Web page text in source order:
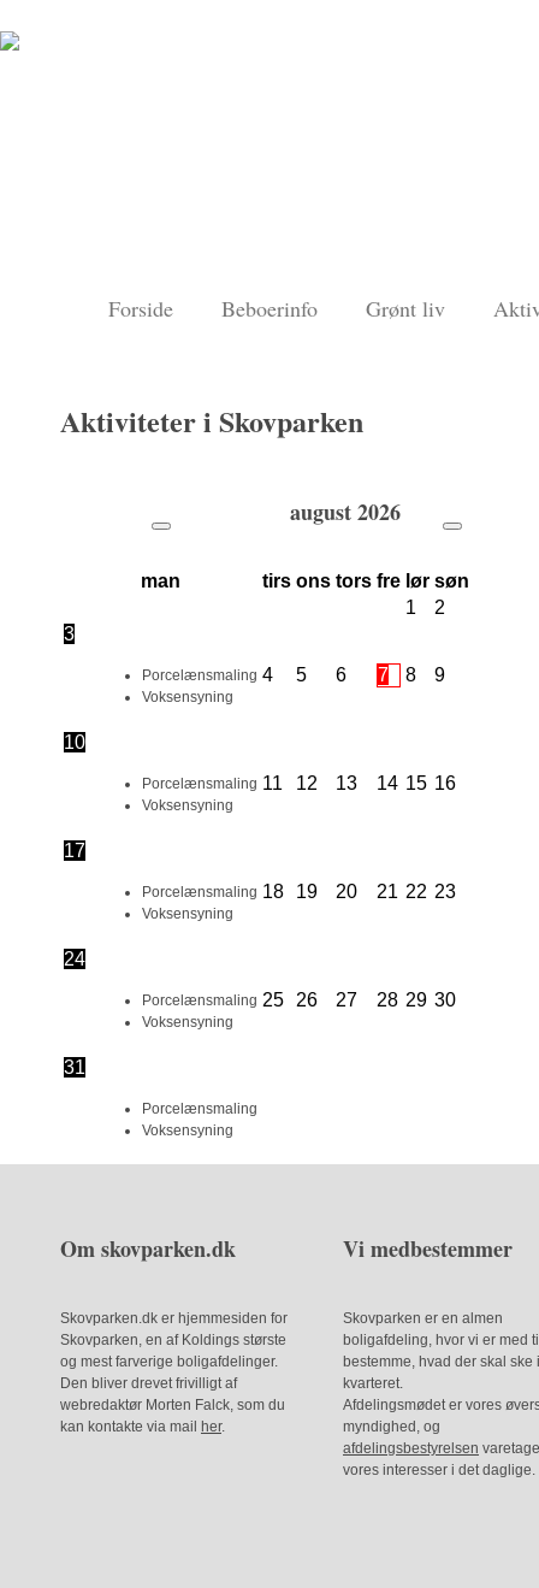
Forside Beboerinfo Grønt liv
Aktiviteter i Skovparken
august 2026
man tirs ons tors fre lør søn
1
2
3
Porcelænsmaling
Voksensyning
4 5 6 7 8 9
10
Porcelænsmaling
Voksensyning
11 12 13 14 15 16
17
Porcelænsmaling
Voksensyning
18 19 20 21 22 23
24
Porcelænsmaling
Voksensyning
25 26 27 28 29 30
31
Porcelænsmaling
Voksensyning
Om skovparken.dk
Skovparken.dk er hjemmesiden for
Skovparken, en af Koldings største
og mest farverige boligafdelinger.
Den bliver drevet frivilligt af
webredaktør Morten Falck, som du
kan kontakte via mail
her.
Vi medbestemmer
Skovparken er en almen
boligafdeling, hvor vi er med
bestemme, hvad der skal ske i
kvarteret.
Afdelingsmødet er vores
myndighed, og
afdelingsbestyrelsen
vores interesser i det daglige.